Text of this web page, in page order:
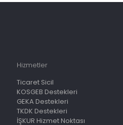
Hizmetler
Ticaret Sicil
KOSGEB Destekleri
GEKA Destekleri
TKDK Destekleri
İŞKUR Hizmet Noktası